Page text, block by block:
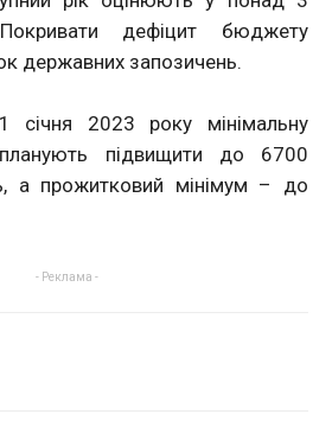
дефіцит бюджету
державних запозичень.
2023 року мінімальну
планують підвищити до 6700
а прожитковий мінімум – до
- Реклама -